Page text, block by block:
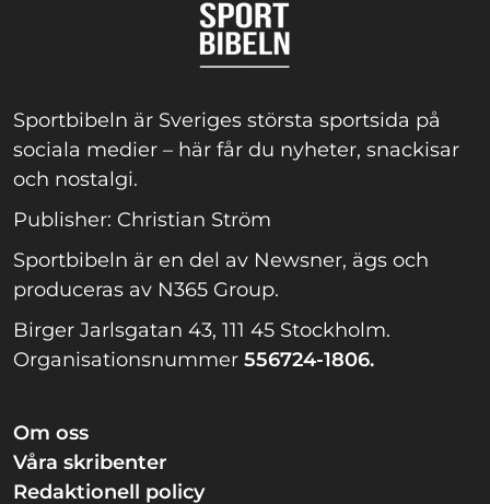
Sportbibeln är Sveriges största sportsida på
sociala medier – här får du nyheter, snackisar
och nostalgi.
Publisher: Christian Ström
Sportbibeln är en del av Newsner, ägs och
produceras av N365 Group.
Birger Jarlsgatan 43, 111 45 Stockholm.
Organisationsnummer 556724-1806.
Om oss
Våra skribenter
Redaktionell policy